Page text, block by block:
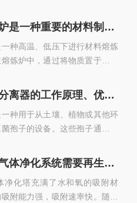
物料，其强度与粒度有密切的
宏观和微观裂纹减小，缺...
研、企业单位的使用，行星式
度完够达到纳米级水平，根据
米(0.03μm)左右。该系列球磨
冶金、土壤、建材、化工、轻
不同大小的研磨球呢，今天给
用。球磨机带...
小型真空熔炼炉是一种重要的材料制备设备，具有广泛的应用前景
种高温、低压下进行材料熔炼
炼炉中，通过将物质置于真空
炉广泛应用于金属、陶瓷、半
研究和生产制造。例如，利用
度的金属材料，如钨、铌、钽
可以用于制备半导体晶体和陶
，使固态物质转变为液态或气
元素或化合物，从而制备...
谈谈真菌孢子分离器的工作原理、优缺点以及其在生物学研究中的应用
种用于从土壤、植物或其他环
孢子的设备。这些孢子通常非
们。首先，真菌孢子分离器的
、重力或色素沉淀等方式将孢
出来。其中，最常见的方法是
品中“吸”出来并集中到特定位
真空手套箱的气体净化系统需要再生的原因分析
净化塔充满了水和氧的吸附材
附能力强，吸附速率快。随着